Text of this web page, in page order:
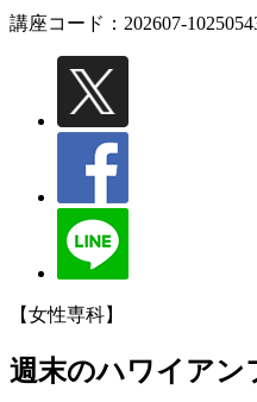
講座コード：202607-
【女性専科】
週末のハワイアン